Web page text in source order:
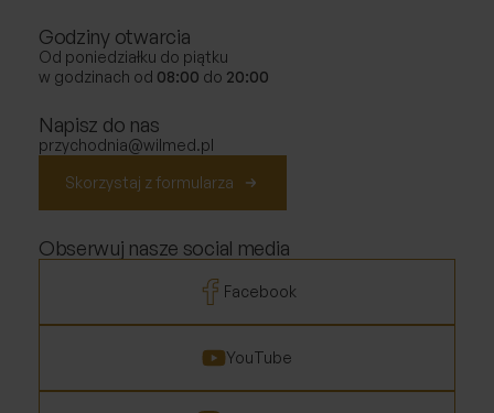
Godziny otwarcia
Od poniedziałku do piątku
w godzinach od 08:00 do 20:00
Napisz do nas
przychodnia@wilmed.pl
Skorzystaj z formularza
Obserwuj nasze social media
Facebook
YouTube